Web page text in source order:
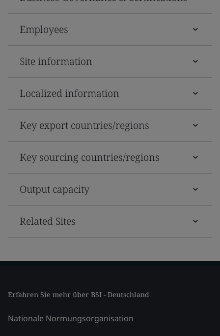
Employees
Site information
Localized information
Key export countries/regions
Key sourcing countries/regions
Output capacity
Related Sites
Erfahren Sie mehr über BSI - Deutschland
Nationale Normungsorganisation